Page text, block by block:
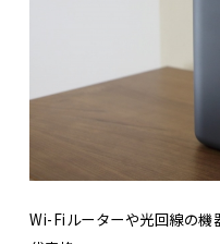
Wi-Fiルーターや光回線の機